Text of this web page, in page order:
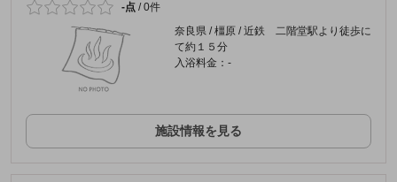
-点 /0件
奈良県 / 橿原 / 近鉄 二階堂駅より徒歩に
て約１５分
入浴料金：-
施設情報を見る